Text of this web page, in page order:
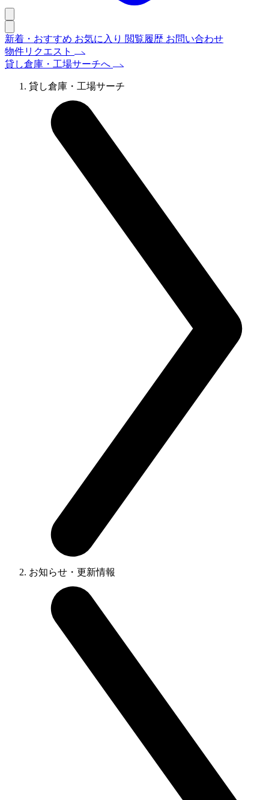
新着・おすすめ お気に入り 閲覧履歴 お問い合わせ
物件リクエスト
貸し倉庫・工場サーチへ
貸し倉庫・工場サーチ
お知らせ・更新情報